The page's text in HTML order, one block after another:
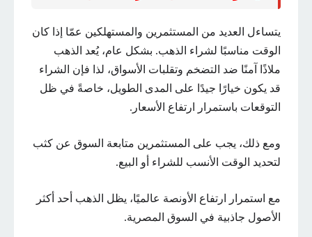
يتساءل العديد من المستثمرين والمستهلكين عمّا إذا كان
الوقت مناسبًا لشراء الذهب. بشكل عام، يُعد الذهب
ملاذًا آمنًا ضد التضخم وتقلبات الأسواق، لذا فإن الشراء
قد يكون خيارًا جيدًا على المدى الطويل، خاصةً في ظل
التوقعات باستمرار ارتفاع الأسعار.
ومع ذلك، يجب على المستثمرين متابعة السوق عن كثب
لتحديد الوقت الأنسب للشراء أو البيع.
مع استمرار ارتفاع الأونصة عالميًا، يظل الذهب أحد أكثر
الأصول جاذبية في السوق المصرية.